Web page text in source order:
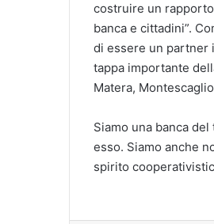
costruire un
banca e cittadini”.
di essere un partner
tappa importante
Matera,
Siamo una banca
esso. Siamo anche
spirito